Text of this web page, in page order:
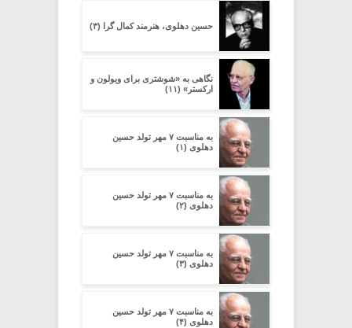
حسین دهلوی، هنرمند کمال گرا (۳)
نگاهی به «شوشتری برای ویولون و
ارکستر» (۱۱)
به مناسبت ۷ مهر تولد حسین
دهلوی (۱)
به مناسبت ۷ مهر تولد حسین
دهلوی (۲)
به مناسبت ۷ مهر تولد حسین
دهلوی (۳)
به مناسبت ۷ مهر تولد حسین
دهلوی (۴)